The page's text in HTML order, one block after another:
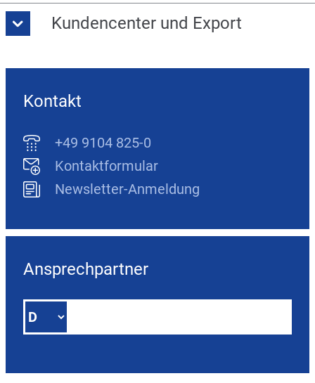
Kundencenter und Export
Kontakt
+49 9104 825-0
Kontaktformular
Newsletter-Anmeldung
Ansprechpartner